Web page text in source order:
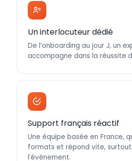
Un interlocuteur dédié
De l’onboarding au jour J, un
accompagne dans la réussite
Support français réactif
Une équipe basée en France,
formats et répond vite,
l’événement.